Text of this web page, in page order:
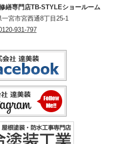
繕専門店TB-STYLEショールーム
宮市宮西通8丁目25-1
931-797